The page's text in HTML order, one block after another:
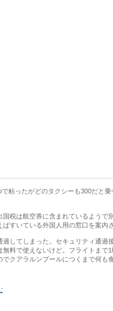
粘ったがどのタクシーも300だと
税は航空券に含まれているようで
すいている外国人用の窓口を案内
してしまった。セキュリティ通過
料で使えないけど。フライトまで
クアラルンプールにつくまで何も